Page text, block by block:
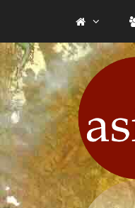
contenu